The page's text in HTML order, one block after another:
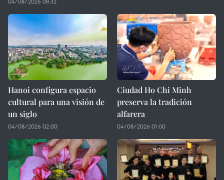
Hanoi configura espacio
cultural para una visión de
un siglo
04/08/2026 02:00
Ciudad Ho Chi Minh
preserva la tradición
alfarera
04/08/2026 01:00